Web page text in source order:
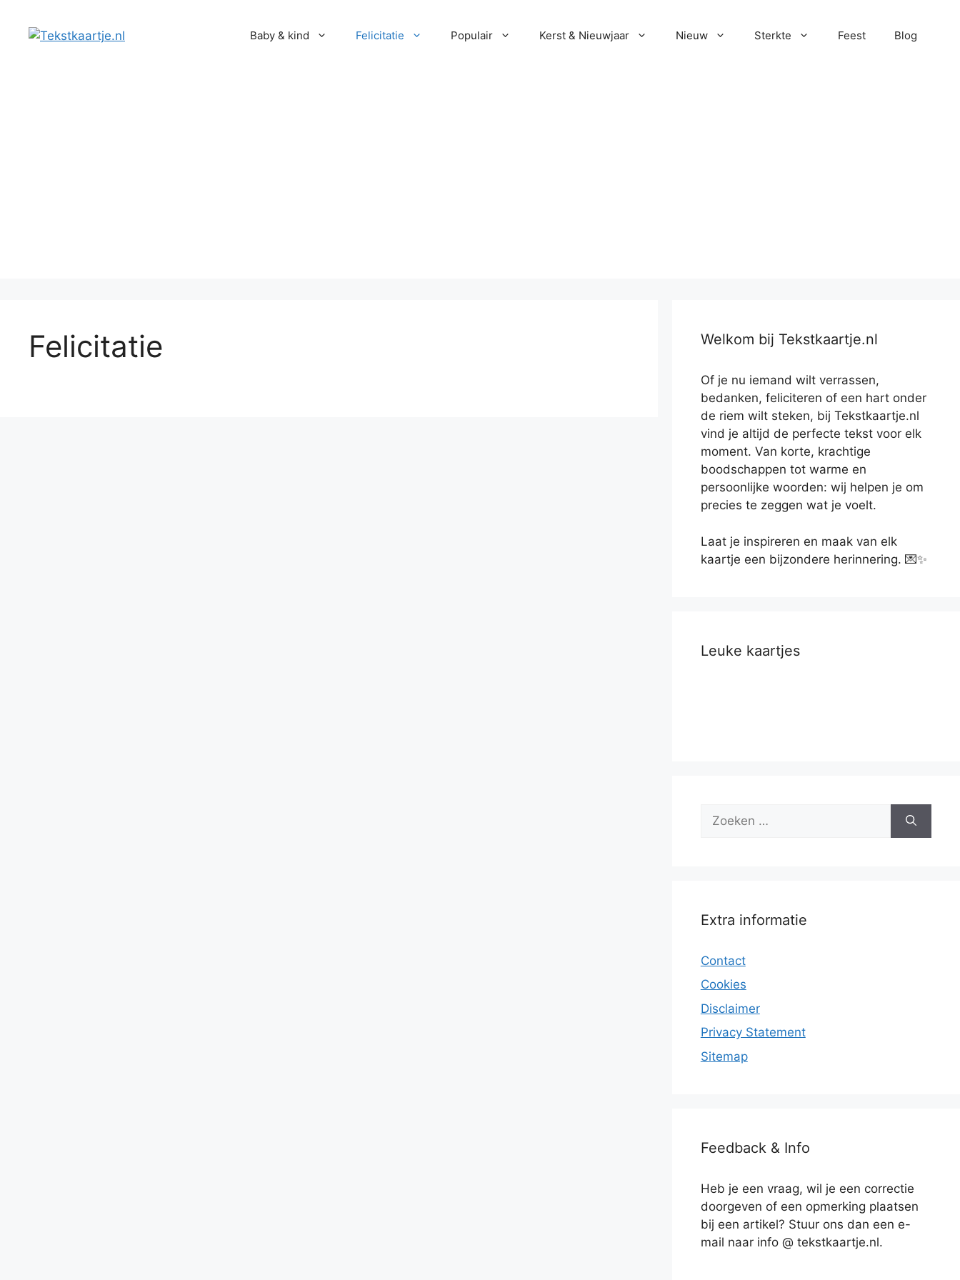
Baby & kind Felicitatie Populair Kerst & Nieuwjaar Nieuw Sterkte Feest Blog
Felicitatie Welkom bij Tekstkaartje.nl
Of je nu iemand wilt verrassen,
bedanken, feliciteren of een hart onder
de riem wilt steken, bij Tekstkaartje.nl
vind je altijd de perfecte tekst voor elk
moment. Van korte, krachtige
boodschappen tot warme en
persoonlijke woorden: wij helpen je om
precies te zeggen wat je voelt.
Laat je inspireren en maak van elk
kaartje een bijzondere herinnering. 💌✨
Leuke kaartjes
naar:
Extra informatie
Contact
Cookies
Disclaimer
Privacy Statement
Sitemap
Feedback & Info
Heb je een vraag, wil je een correctie
doorgeven of een opmerking plaatsen
bij een artikel? Stuur ons dan een e-
mail naar info @ tekstkaartje.nl.